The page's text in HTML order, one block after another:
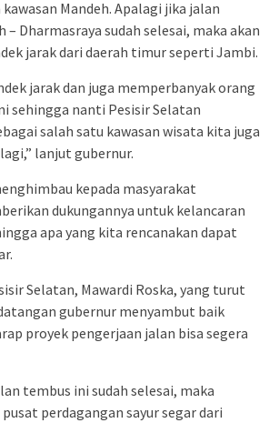
Mandeh. Apalagi jika jalan
– Dharmasraya sudah selesai, maka akan
jarak dari daerah timur seperti Jambi.
jarak dan juga memperbanyak orang
sehingga nanti Pesisir Selatan
salah satu kawasan wisata kita juga
lanjut gubernur.
kepada masyarakat
dukungannya untuk kelancaran
apa yang kita rencanakan dapat
Selatan, Mawardi Roska, yang turut
gubernur menyambut baik
proyek pengerjaan jalan bisa segera
tembus ini sudah selesai, maka
perdagangan sayur segar dari